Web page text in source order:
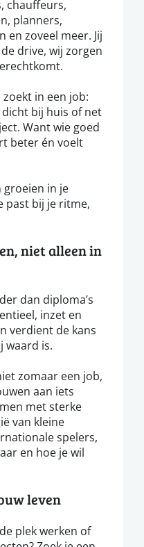
chauffeurs,
planners,
en zoveel meer. Jij
drive, wij zorgen
in een job:
bij huis of net
Want wie goed
beter én voelt
groeien in je
past bij je ritme,
niet alleen in
dan diploma’s
inzet en
verdient de kans
waard is.
zomaar een job,
aan iets
met sterke
van kleine
spelers,
en hoe je wil
leven
plek werken of